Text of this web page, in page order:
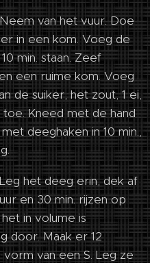
van het vuur. Doe
in een kom. Voeg de
min. staan. Zeef
een ruime kom. Voeg
de suiker, het zout, 1 ei,
Kneed met de hand
deeghaken in 10 min.,
het deeg erin, dek af
en 30 min. rijzen op
in volume is
door. Maak er 12
vorm van een S. Leg ze